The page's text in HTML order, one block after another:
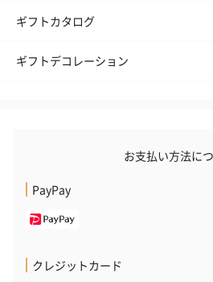
ギフトカタログ
ギフトデコレーション
お支払い方法に
PayPay
クレジットカード